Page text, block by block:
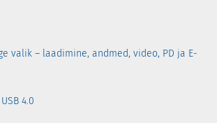
valik – laadimine, andmed, video, PD ja E-
4.0